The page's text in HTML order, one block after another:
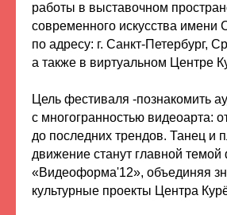
работы в выставочном
современного искусства имени
по адресу: г. Санкт-Петербург,
а также в виртуальном Центре
Цель фестиваля -познакомить
с многогранностью видеоарта:
до последних трендов. Танец и
движение станут главной темой
«Видеоформа'12», объединяя
культурные проекты Центра